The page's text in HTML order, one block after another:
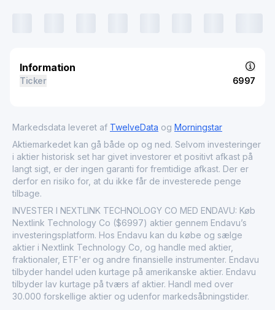
Information
Ticker 6997
Markedsdata leveret af TwelveData og Morningstar
Aktiemarkedet kan gå både op og ned. Selvom investeringer
i aktier historisk set har givet investorer et positivt afkast på
langt sigt, er der ingen garanti for fremtidige afkast. Der er
derfor en risiko for, at du ikke får de investerede penge
tilbage.
INVESTER I NEXTLINK TECHNOLOGY CO MED ENDAVU: Køb
Nextlink Technology Co ($6997) aktier gennem Endavu’s
investeringsplatform. Hos Endavu kan du købe og sælge
aktier i Nextlink Technology Co, og handle med aktier,
fraktionaler, ETF'er og andre finansielle instrumenter. Endavu
tilbyder handel uden kurtage på amerikanske aktier. Endavu
tilbyder lav kurtage på tværs af aktier. Handl med over
30.000 forskellige aktier og udenfor markedsåbningstider.